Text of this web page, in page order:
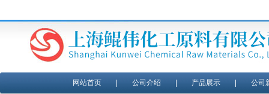
网站首页| 公司介绍 产品展示| 公司